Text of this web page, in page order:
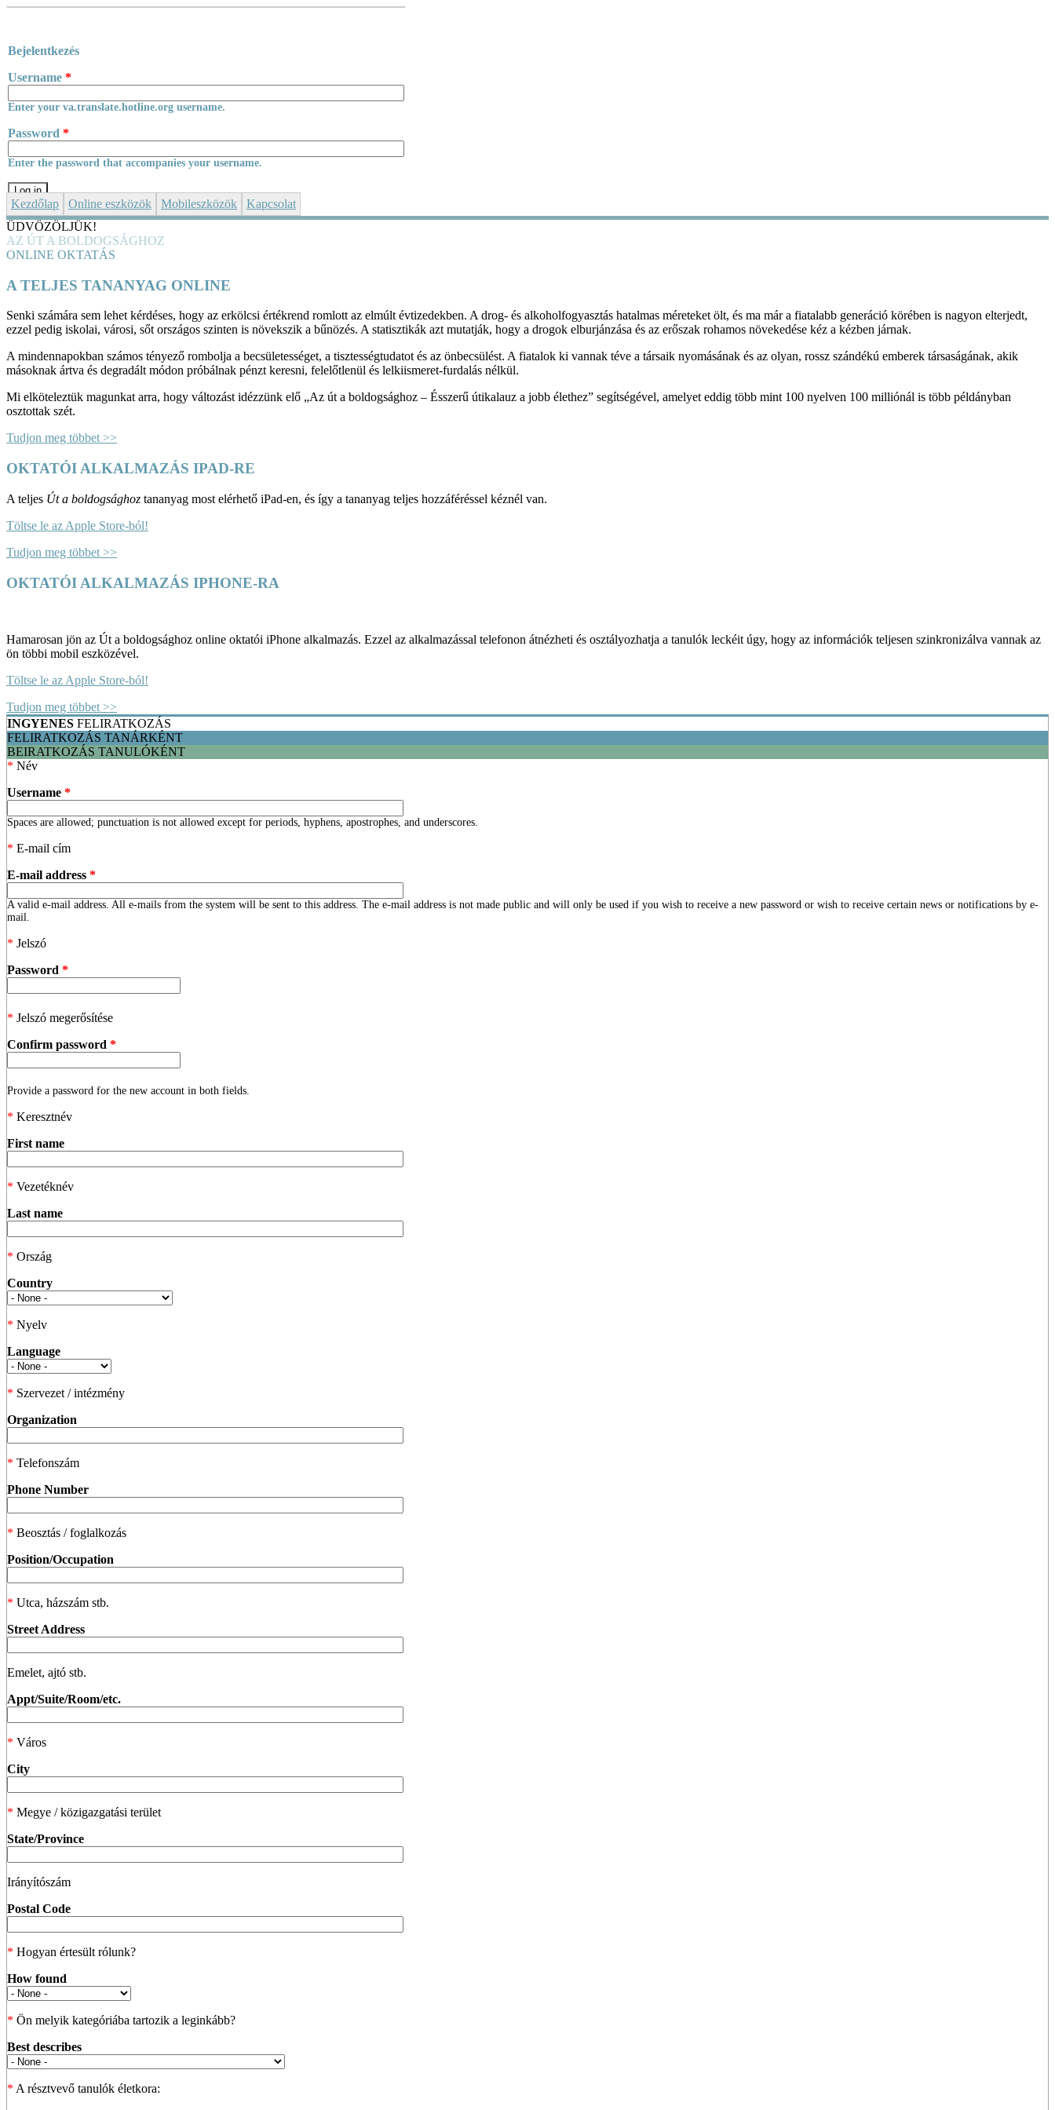
Bejelentkezés
Username *
Enter your va.translate.hotline.org username.
Password *
Enter the password that accompanies your username.
Kezdőlap Online eszközök Mobileszközök
Kapcsolat
ÜDVÖZÖLJÜK!
AZ ÚT A BOLDOGSÁGHOZ
ONLINE OKTATÁS
A TELJES TANANYAG ONLINE
Senki számára sem lehet kérdéses, hogy az erkölcsi értékrend romlott az elmúlt évtizedekben. A drog- és alkoholfogyasztás hatalmas méreteket ölt, és ma már a fiatalabb generáció körében is nagyon elterjedt,
ezzel pedig iskolai, városi, sőt országos szinten is növekszik a bűnözés. A statisztikák azt mutatják, hogy a drogok elburjánzása és az erőszak rohamos növekedése kéz a kézben járnak.
A mindennapokban számos tényező rombolja a becsületességet, a tisztességtudatot és az önbecsülést. A fiatalok ki vannak téve a társaik nyomásának és az olyan, rossz szándékú emberek társaságának, akik
másoknak ártva és degradált módon próbálnak pénzt keresni, felelőtlenül és lelkiismeret-furdalás nélkül.
Mi elköteleztük magunkat arra, hogy változást idézzünk elő „Az út a boldogsághoz – Ésszerű útikalauz a jobb élethez” segítségével, amelyet eddig több mint 100 nyelven 100 milliónál is több példányban
osztottak szét.
Tudjon meg többet >>
OKTATÓI ALKALMAZÁS IPAD-RE
A teljes Út a boldogsághoz tananyag most elérhető iPad-en, és így a tananyag teljes hozzáféréssel kéznél van.
Töltse le az Apple Store-ból!
Tudjon meg többet >>
OKTATÓI ALKALMAZÁS IPHONE-RA
Hamarosan jön az Út a boldogsághoz online oktatói iPhone alkalmazás. Ezzel az alkalmazással telefonon átnézheti és osztályozhatja a tanulók leckéit úgy, hogy az információk teljesen szinkronizálva vannak az
ön többi mobil eszközével.
Töltse le az Apple Store-ból!
Tudjon meg többet >>
INGYENES FELIRATKOZÁS
FELIRATKOZÁS TANÁRKÉNT
BEIRATKOZÁS TANULÓKÉNT
* Név
Username *
Spaces are allowed; punctuation is not allowed except for periods, hyphens, apostrophes, and underscores.
* E-mail cím
E-mail address *
A valid e-mail address. All e-mails from the system will be sent to this address. The e-mail address is not made public and will only be used if you wish to receive a new password or wish to receive certain news or notifications by e-
mail.
* Jelszó
Password *
* Jelszó megerősítése
Confirm password *
Provide a password for the new account in both fields.
* Keresztnév
First name
* Vezetéknév
Last name
* Ország
Country
* Nyelv
Language
* Szervezet / intézmény
Organization
* Telefonszám
Phone Number
* Beosztás / foglalkozás
Position/Occupation
* Utca, házszám stb.
Street Address
Emelet, ajtó stb.
Appt/Suite/Room/etc.
* Város
City
* Megye / közigazgatási terület
State/Province
Irányítószám
Postal Code
* Hogyan értesült rólunk?
How found
* Ön melyik kategóriába tartozik a leginkább?
Best describes
* A résztvevő tanulók életkora: